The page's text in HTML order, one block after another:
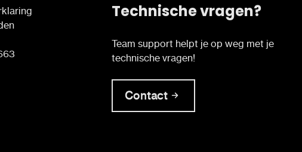
Technische vragen?
Team support helpt je op weg met je
technische vragen!
Contact